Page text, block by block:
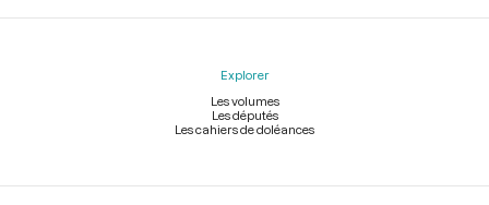
Explorer
Les volumes
Les députés
Les cahiers de doléances